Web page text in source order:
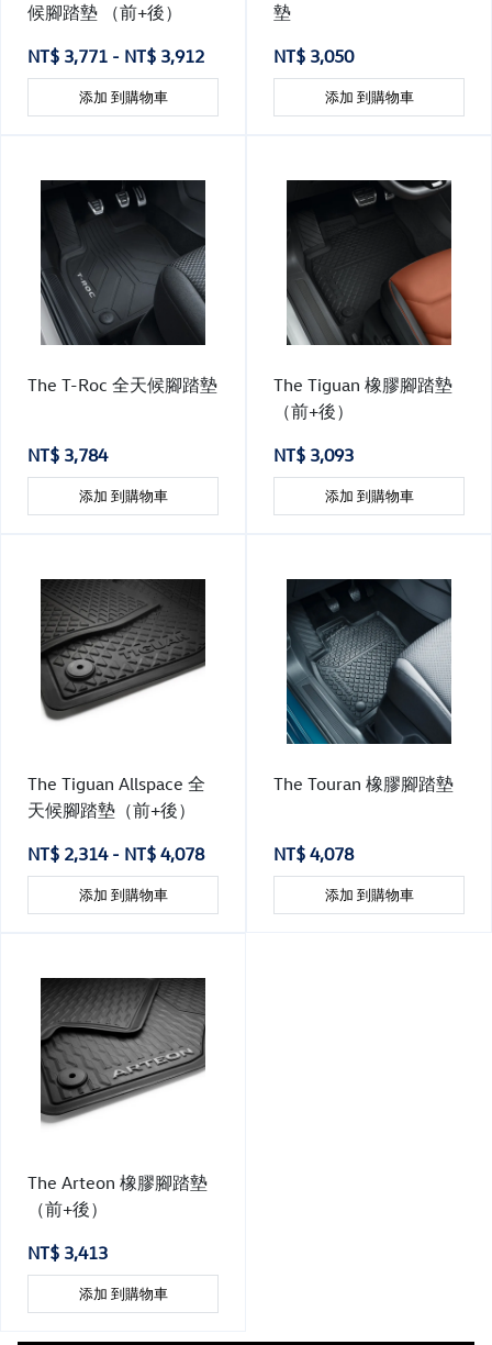
候腳踏墊 （前+後）
NT$ 3,771 - NT$ 3,912
添加 到購物車
墊
NT$ 3,050
添加 到購物車
The T-Roc 全天候腳踏墊
NT$ 3,784
添加 到購物車
The Tiguan 橡膠腳踏墊
（前+後）
NT$ 3,093
添加 到購物車
The Tiguan Allspace 全
天候腳踏墊（前+後）
NT$ 2,314 - NT$ 4,078
添加 到購物車
The Touran 橡膠腳踏墊
NT$ 4,078
添加 到購物車
The Arteon 橡膠腳踏墊
（前+後）
NT$ 3,413
添加 到購物車